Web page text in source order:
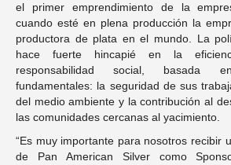
el primer emprendimiento de la
cuando esté en plena producción la
productora de plata en el mundo. La
hace fuerte hincapié en la
responsabilidad social, basada
fundamentales: la seguridad de sus
del medio ambiente y la contribución al
las comunidades cercanas al yacimiento.
“Es muy importante para nosotros recibir
de Pan American Silver como